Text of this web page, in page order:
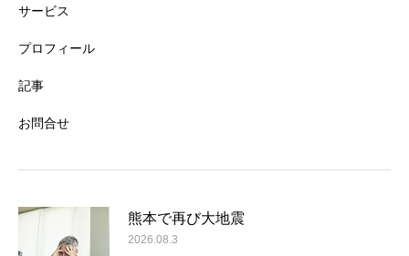
サービス
プロフィール
記事
お問合せ
熊本で再び大地震
2026.08.3